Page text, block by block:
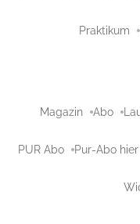
Praktikum
Magazin Abo
PUR Abo Pur-Abo